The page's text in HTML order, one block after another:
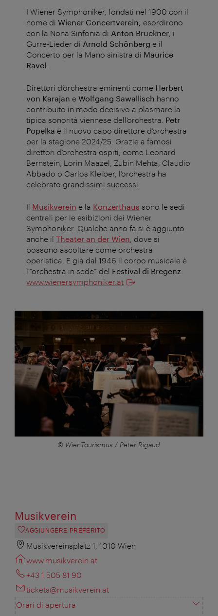
I Wiener Symphoniker, fondati nel 1900 con il
nome di Wiener Concertverein, esordirono
con la Nona Sinfonia di Anton Bruckner , i
Gurre-Lieder di Arnold Schönberg e il
Concerto per la Mano sinistra di Maurice
Ravel
Direttori d’orchestra eminenti come Herbert
von Karajan e Wolfgang Sawallisch hanno
contribuito in modo decisivo a plasmare la
tipica sonorità viennese dell’orchestra. Petr
Popelka è il nuovo capo direttore d’orchestra
per la stagione 2024/25. Grazie a famosi
direttori d’orchestra ospiti, come Leonard
Bernstein, Lorin Maazel, Zubin Mehta, Claudio
Abbado o Carlos Kleiber, l’orchestra ha
celebrato grandissimi successi.
Il Musikverein e la Konzerthaus sono le sedi
centrali per le esibizioni dei Wiener
Symphoniker. Qualche anno fa si è aggiunto
anche il Theater an der Wien , dove si
possono ascoltare come orchestra
operistica. E già dal 1946 il corpo musicale è
l’”orchestra in sede” del Festival di Bregenz
www.wienersymphoniker.at
© WienTourismus / Peter Rigaud
Musikverein
AGGIUNGERE PREFERITO
Musikvereinsplatz 1, 1010 Wien
www.musikverein.at
+43 1 505 81 90
tickets@musikverein.at
Orari di apertura